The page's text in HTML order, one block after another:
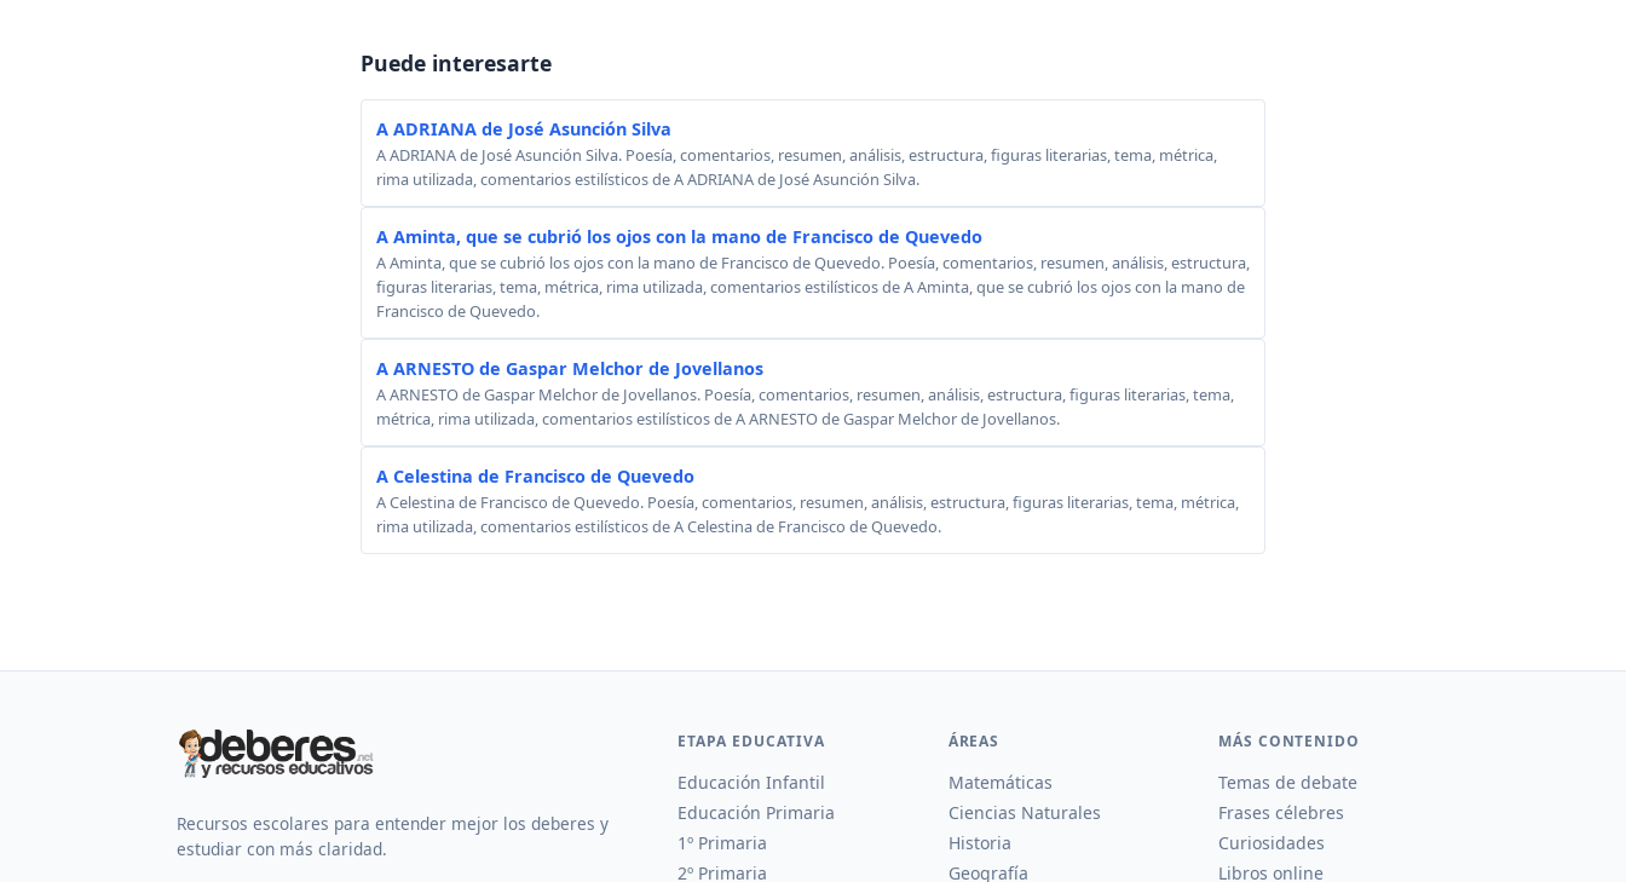
Puede interesarte
A ADRIANA de José Asunción Silva
A ADRIANA de José Asunción Silva. Poesía, comentarios, resumen, análisis, estructura, figuras literarias, tema, métrica,
rima utilizada, comentarios estilísticos de A ADRIANA de José Asunción Silva.
A Aminta, que se cubrió los ojos con la mano de Francisco de Quevedo
A Aminta, que se cubrió los ojos con la mano de Francisco de Quevedo. Poesía, comentarios, resumen, análisis, estructura,
figuras literarias, tema, métrica, rima utilizada, comentarios estilísticos de A Aminta, que se cubrió los ojos con la mano de
Francisco de Quevedo.
A ARNESTO de Gaspar Melchor de Jovellanos
A ARNESTO de Gaspar Melchor de Jovellanos. Poesía, comentarios, resumen, análisis, estructura, figuras literarias, tema,
métrica, rima utilizada, comentarios estilísticos de A ARNESTO de Gaspar Melchor de Jovellanos.
A Celestina de Francisco de Quevedo
A Celestina de Francisco de Quevedo. Poesía, comentarios, resumen, análisis, estructura, figuras literarias, tema, métrica,
rima utilizada, comentarios estilísticos de A Celestina de Francisco de Quevedo.
Recursos escolares para entender mejor los deberes y
estudiar con más claridad.
ETAPA EDUCATIVA
Educación Infantil
Educación Primaria
1º Primaria
2º Primaria
ÁREAS
Matemáticas
Ciencias Naturales
Historia
Geografía
MÁS CONTENIDO
Temas de debate
Frases célebres
Curiosidades
Libros online